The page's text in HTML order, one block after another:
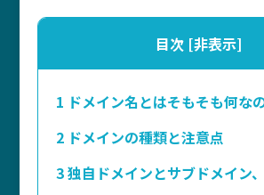
目次 [非表示]
1 ドメイン名とはそもそも何な
2 ドメインの種類と注意点
3独自ドメインとサブドメイン